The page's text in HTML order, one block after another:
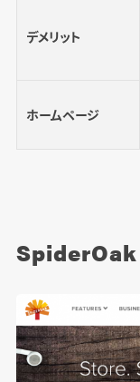
デメリット
ホームページ
SpiderOak